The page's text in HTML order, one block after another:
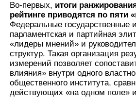
Во-первых, итоги
рейтинге приводятся по пяти
Федеральные государственные
парламентская и партийная
«лидеры мнений» и
структур. Такая организация
измерений позволяет
влияния» внутри одного
общественного института,
действующих «на одном поле»